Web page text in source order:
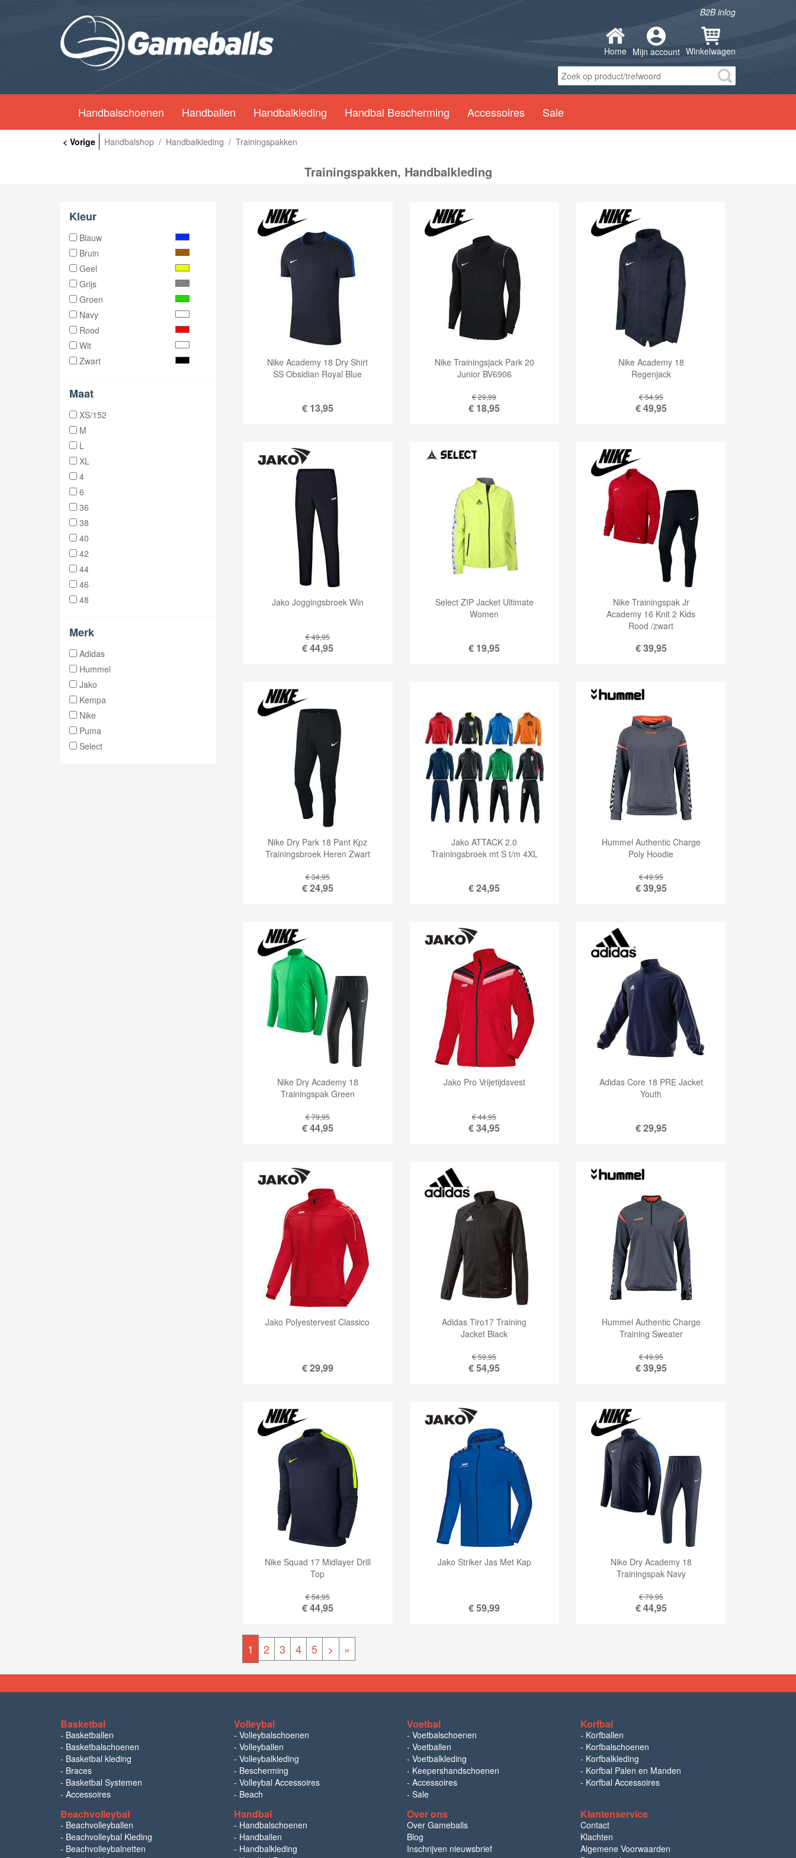
B2B inlog
Home Mijn account Winkelwagen
Handbalschoenen Handballen Handbalkleding Handbal Bescherming Accessoires Sale
< Vorige Handbalshop / Handbalkleding / Trainingspakken
Trainingspakken, Handbalkleding
Nike Academy 18 Dry Shirt
SS Obsidian Royal Blue
€ 13,95
Nike Trainingsjack Park 20
Junior BV6906
€ 29,99
€ 18,95
Nike Academy 18
Regenjack
€ 54,95
€49,95
Jako Joggingsbroek Win
€ 49,95
€44,95
Select ZIP Jacket Ultimate
Women
€ 19,95
Nike Trainingspak Jr
Academy 16 Knit 2 Kids
Rood /zwart
€39,95
Nike Dry Park 18 Pant Kpz
Trainingsbroek Heren Zwart
€ 34,95
€24,95
Jako ATTACK 2.0
Trainingsbroek mt S t/m 4XL
€24,95
Hummel Authentic Charge
Poly Hoodie
€ 49,95
€39,95
Nike Dry Academy 18
Trainingspak Green
€ 79,95
€44,95
Jako Pro Vrijetijdsvest
€ 44,95
€34,95
Adidas Core 18 PRE Jacket
Youth
€29,95
Jako Polyestervest Classico
€29,99
Adidas Tiro17 Training
Jacket Black
€ 59,95
€54,95
Hummel Authentic Charge
Training Sweater
€ 49,95
€39,95
Nike Squad 17 Midlayer Drill
Top
€ 54,95
€44,95
Jako Striker Jas Met Kap
€59,99
Nike Dry Academy 18
Trainingspak Navy
€ 79,95
€44,95
1 2 3 4 5 > »
Kleur
Blauw
Bruin
Geel
Grijs
Groen
Navy
Rood
Wit
Zwart
Maat
XS/152
M
L
XL
4
6
36
38
40
42
44
46
48
Merk
Adidas
Hummel
Jako
Kempa
Nike
Puma
Select
Basketbal
- Basketballen
- Basketbalschoenen
- Basketbal kleding
- Braces
- Basketbal Systemen
- Accessoires
Volleybal
- Volleybalschoenen
- Volleyballen
- Volleybalkleding
- Bescherming
- Volleybal Accessoires
- Beach
Voetbal
- Voetbalschoenen
- Voetballen
- Voetbalkleding
- Keepershandschoenen
- Accessoires
- Sale
Korfbal
- Korfballen
- Korfbalschoenen
- Korfbalkleding
- Korfbal Palen en Manden
- Korfbal Accessoires
Beachvolleybal
- Beachvolleyballen
- Beachvolleybal Kleding
- Beachvolleybalnetten
Handbal
- Handbalschoenen
- Handballen
- Handbalkleding
Over ons
Over Gameballs
Blog
Inschrijven nieuwsbrief
Klantenservice
Contact
Klachten
Algemene Voorwaarden